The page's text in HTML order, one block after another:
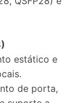
estático e
de porta,